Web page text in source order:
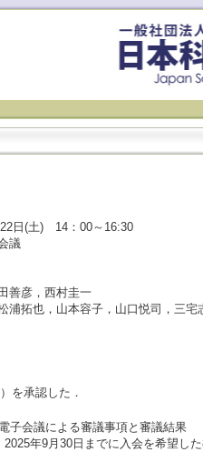
(土) 14：00～16:30
議
善彦，西村圭一
拓也，山本容子，山口悦司，三宅
を承認した．
子会議による審議事項と審議結果
年9月30日までに入会を希望し